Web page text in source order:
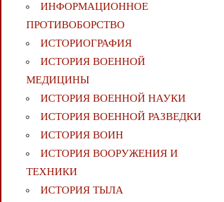
ИНФОРМАЦИОННОЕ
ПРОТИВОБОРСТВО
ИСТОРИОГРАФИЯ
ИСТОРИЯ ВОЕННОЙ
МЕДИЦИНЫ
ИСТОРИЯ ВОЕННОЙ НАУКИ
ИСТОРИЯ ВОЕННОЙ РАЗВЕДКИ
ИСТОРИЯ ВОИН
ИСТОРИЯ ВООРУЖЕНИЯ И
ТЕХНИКИ
ИСТОРИЯ ТЫЛА